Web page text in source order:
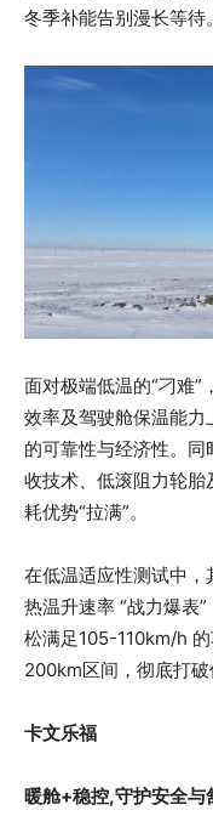
冬季补能告别漫长等待。
面对极端低温的“刁难
效率及驾驶舱保温能
的可靠性与经济性。
收技术、低滚阻力轮
耗优势“拉满”。
在低温适应性测试中
热温升速率 “战力爆
松满足105-110km/h
200km区间，彻底打破
卡文乐福
暖舱+稳控,守护安全与